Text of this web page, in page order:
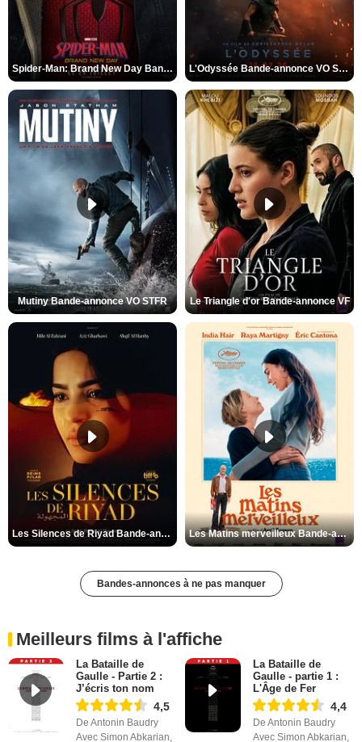
Spider-Man: Brand New Day Bande-annonce VO STFR L'Odyssée Bande-annonce VO STFR
Mutiny Bande-annonce VO STFR Le Triangle d'or Bande-annonce VF
Les Silences de Riyad Bande-annonce VO STFR Les Matins merveilleux Bande-annonce VF
Bandes-annonces à ne pas manquer
Meilleurs films à l'affiche
La Bataille de
Gaulle - Partie 2 :
J’écris ton nom
4,5
De Antonin Baudry
Avec Simon Abkarian,
La Bataille de
Gaulle - partie 1 :
L'Âge de Fer
4,4
De Antonin Baudry
Avec Simon Abkarian,